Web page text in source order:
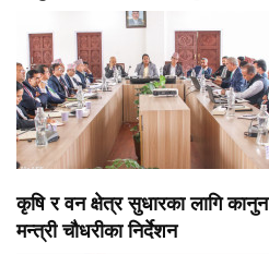
कृषि र वन क्षेत्र सुधारका लागि
मन्त्री चौधरीका निर्देशन